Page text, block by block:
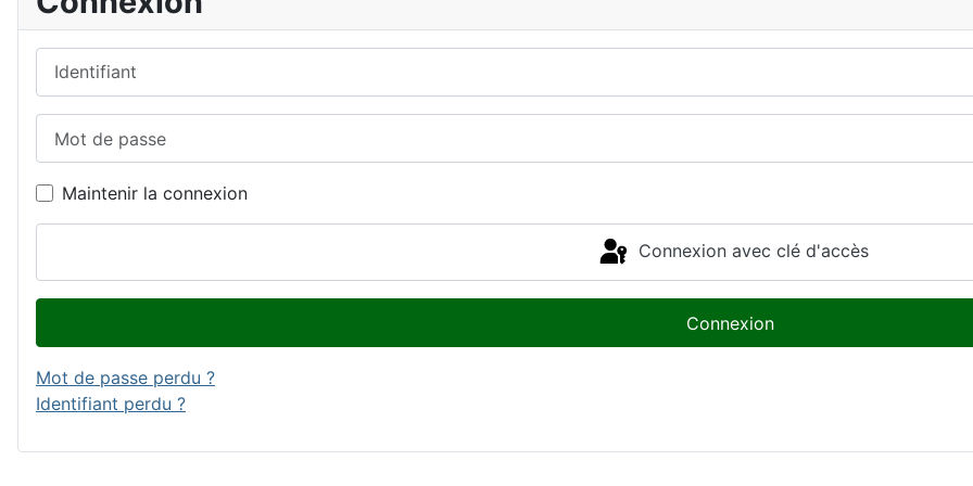
Maintenir la connexion
Connexion avec clé d'accès
Connexion
Mot de passe perdu ?
Identifiant perdu ?